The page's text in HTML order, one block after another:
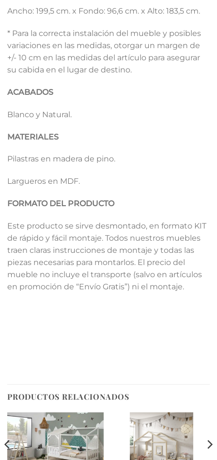
Ancho: 199,5 cm. x Fondo: 96,6 cm. x Alto: 183,5 cm.
* Para la correcta instalación del mueble y posibles
variaciones en las medidas, otorgar un margen de
+/- 10 cm en las medidas del artículo para asegurar
su cabida en el lugar de destino.
ACABADOS
Blanco y Natural.
MATERIALES
Pilastras en madera de pino.
Largueros en MDF.
FORMATO DEL PRODUCTO
Este producto se sirve desmontado, en formato KIT
de rápido y fácil montaje. Todos nuestros muebles
traen claras instrucciones de montaje y todas las
piezas necesarias para montarlos. El precio del
mueble no incluye el transporte (salvo en artículos
en promoción de “Envío Gratis”) ni el montaje.
PRODUCTOS RELACIONADOS